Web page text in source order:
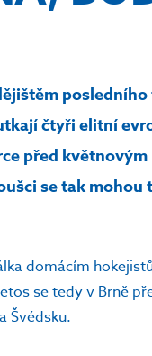
čtyři elitní
před
se tak
domácím
se tedy v Brně
Švédsku.